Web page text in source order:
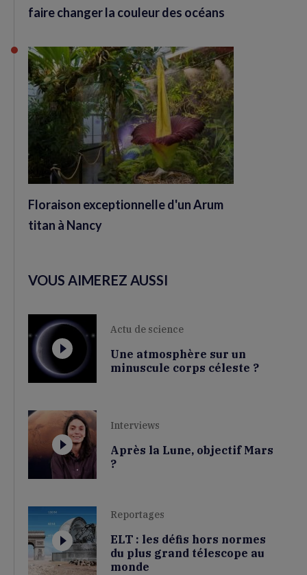
faire changer la couleur des océans
Floraison exceptionnelle d'un Arum
titan à Nancy
VOUS AIMEREZ AUSSI
Actu de science
Une atmosphère sur un
minuscule corps céleste ?
Interviews
Après la Lune, objectif Mars
?
Reportages
ELT : les défis hors normes
du plus grand télescope au
monde